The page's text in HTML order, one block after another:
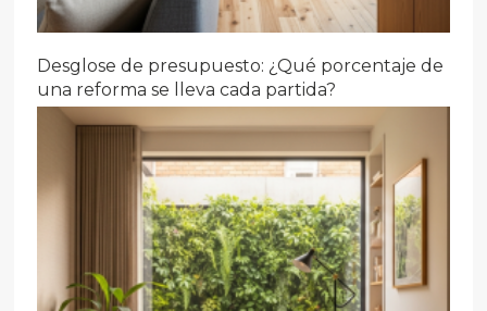
Desglose de presupuesto: ¿Qué porcentaje de
una reforma se lleva cada partida?